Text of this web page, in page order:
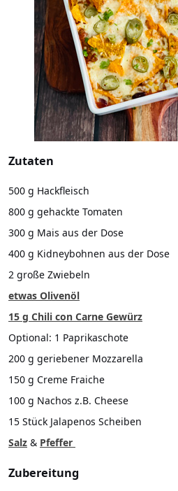
Zutaten
500 g Hackfleisch
800 g gehackte Tomaten
300 g Mais aus der Dose
400 g Kidneybohnen aus der Dose
2 große Zwiebeln
etwas Olivenöl
15 g Chili con Carne Gewürz
Optional: 1 Paprikaschote
200 g geriebener Mozzarella
150 g Creme Fraiche
100 g Nachos z.B. Cheese
15 Stück Jalapenos Scheiben
Salz & Pfeffer
Zubereitung